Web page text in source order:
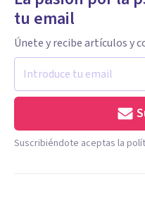
tu email
Únete y recibe artículos y
Suscribiéndote aceptas la